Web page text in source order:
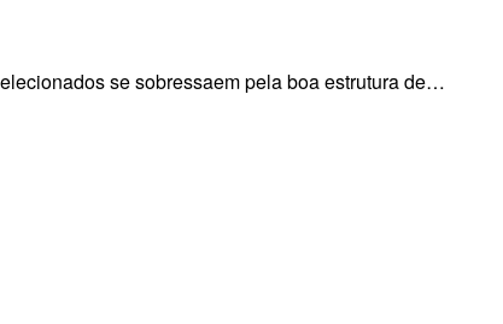
se sobressaem pela boa estrutura de…